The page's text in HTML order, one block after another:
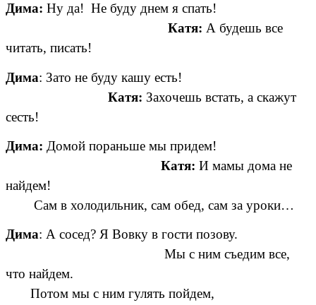
Дима: Ну да! Не буду днем я спать!
Катя: А будешь все
читать, писать!
Дима: Зато не буду кашу есть!
Катя: Захочешь встать, а скажут
сесть!
Дима: Домой пораньше мы придем!
Катя: И мамы дома не
найдем!
Сам в холодильник, сам обед, сам за уроки…
Дима: А сосед? Я Вовку в гости позову.
Мы с ним съедим все,
что найдем.
Потом мы с ним гулять пойдем,